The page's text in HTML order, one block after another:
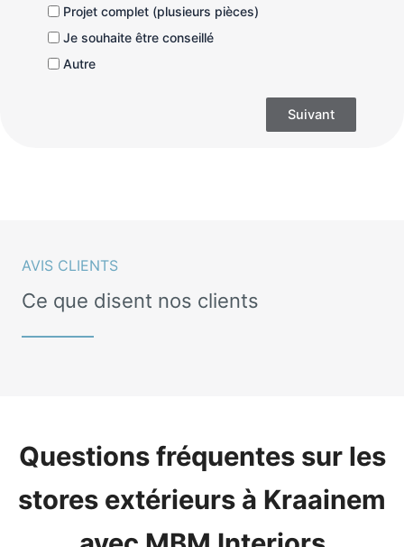
Projet complet (plusieurs pièces)
Je souhaite être conseillé
Autre
Suivant
AVIS CLIENTS
Ce que disent nos clients
Questions fréquentes sur les
stores extérieurs à Kraainem